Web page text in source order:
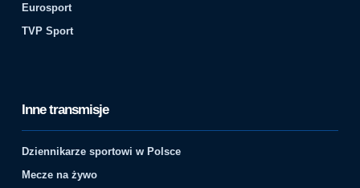
Eurosport
TVP Sport
Inne transmisje
Dziennikarze sportowi w Polsce
Mecze na żywo